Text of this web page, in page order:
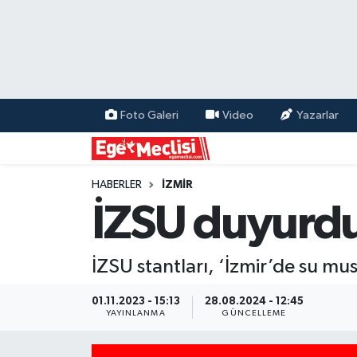
Foto Galeri Video Yazarlar
HABERLER İZMİR
İZSU
İZSU stantları, ‘İzmir’de su
01.11.2023 - 15:13
YAYINLANMA
28.08.2024 - 12:45
GÜNCELLEME
EKONOMİ
GÜNCEL
ÖZEL HABER
POLİTİKA
Programlar